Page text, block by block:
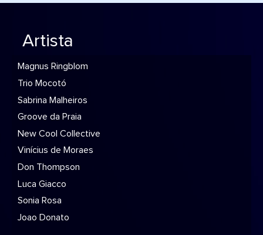
Artista
Magnus Ringblom
Trio Mocotó
Sabrina Malheiros
Groove da Praia
New Cool Collective
Vinícius de Moraes
Don Thompson
Luca Giacco
Sonia Rosa
Joao Donato